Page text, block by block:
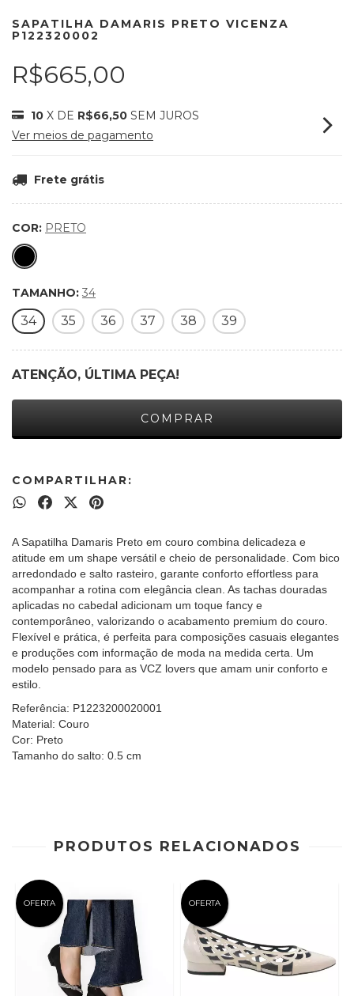
SAPATILHA DAMARIS PRETO VICENZA
P122320002
R$665,00
10 X DE R$66,50 SEM JUROS
Ver meios de pagamento
Frete grátis
COR: PRETO
TAMANHO: 34
34 35 36 37 38 39
ATENÇÃO, ÚLTIMA PEÇA!
COMPARTILHAR:
A Sapatilha Damaris Preto em couro combina delicadeza e
atitude em um shape versátil e cheio de personalidade. Com bico
arredondado e salto rasteiro, garante conforto effortless para
acompanhar a rotina com elegância clean. As tachas douradas
aplicadas no cabedal adicionam um toque fancy e
contemporâneo, valorizando o acabamento premium do couro.
Flexível e prática, é perfeita para composições casuais elegantes
e produções com informação de moda na medida certa. Um
modelo pensado para as VCZ lovers que amam unir conforto e
estilo.
Referência: P1223200020001
Material: Couro
Cor: Preto
Tamanho do salto: 0.5 cm
PRODUTOS RELACIONADOS
OFERTA OFERTA